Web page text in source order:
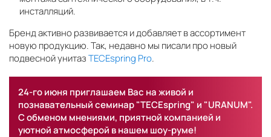
инсталляций.
Бренд активно развивается и добавляет в ассортимент
новую продукцию. Так, недавно мы писали про новый
подвесной унитазTECEspring Pro.
24-го июня приглашаем Вас на живой и
познавательный семинар "TECEspring" и "URANUM".
С обменом мнениями, приятной компанией и
уютной атмосферой в нашем шоу-руме!